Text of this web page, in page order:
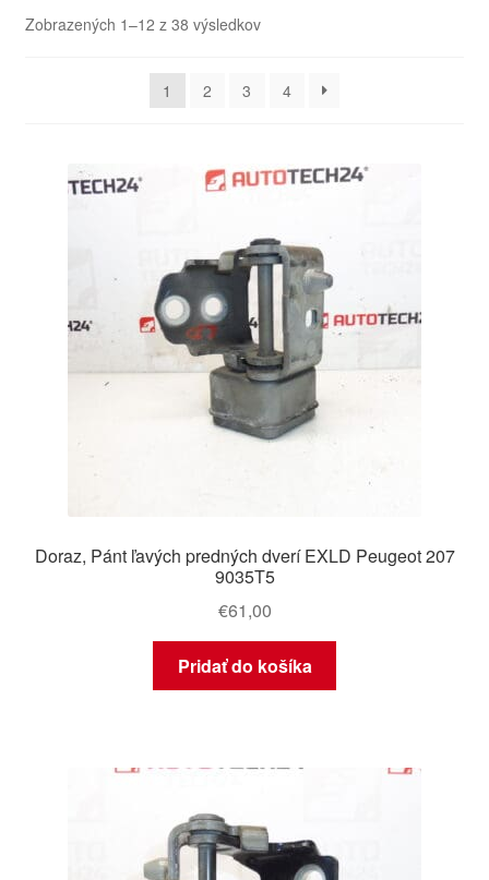
Košík
Obchodné podmienky
Zobrazených 1–12 z 38 výsledkovZoradené
1
2 3 4
Doraz, Pánt ľavých predných dverí EXLD Peugeot 207
9035T5
€61,00
Pridať do košíka